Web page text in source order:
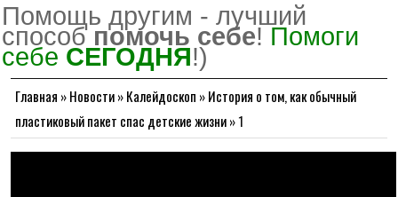
Помощь другим - лучший
способ помочь себе! Помоги
себе СЕГОДНЯ!)
Главная »Новости»Калейдоскоп »История о том, как обычный
пластиковый пакет спас детские жизни»1